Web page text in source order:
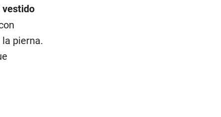
vestido
pierna.